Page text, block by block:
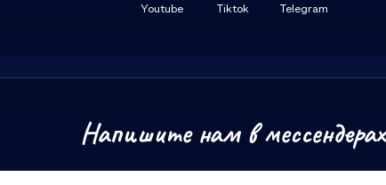
Youtube Tiktok Telegram
Напишите нам в мессендерах